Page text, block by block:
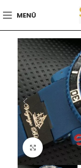
MENÜ
Büyütmek